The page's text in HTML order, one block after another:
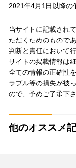
2021年4月1日以降の
当サイトに記載され
ただくためのもので
判断と責任において
サイトの掲載情報は
全ての情報の正確性
ラブル等の損失が被
ので、予めご了承下さ
他のオススメ